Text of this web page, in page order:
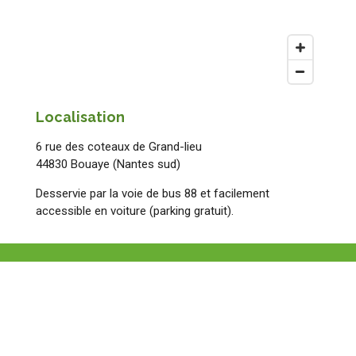
Localisation
6 rue des coteaux de Grand-lieu
44830 Bouaye (Nantes sud)
Desservie par la voie de bus 88 et facilement
accessible en voiture (parking gratuit).